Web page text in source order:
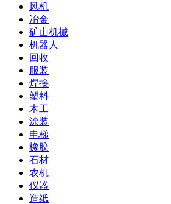
风机
冶金
矿山机械
机器人
回收
服装
焊接
塑料
木工
涂装
电梯
橡胶
石材
农机
仪器
造纸